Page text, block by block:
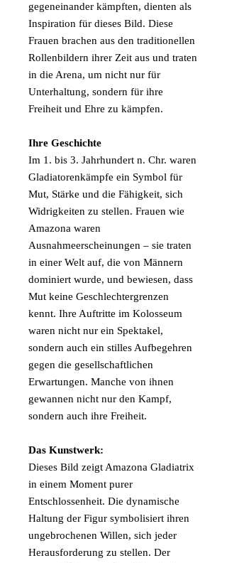
gegeneinander kämpften, dienten als
Inspiration für dieses Bild. Diese
Frauen brachen aus den traditionellen
Rollenbildern ihrer Zeit aus und traten
in die Arena, um nicht nur für
Unterhaltung, sondern für ihre
Freiheit und Ehre zu kämpfen.
Ihre Geschichte
Im 1. bis 3. Jahrhundert n. Chr. waren
Gladiatorenkämpfe ein Symbol für
Mut, Stärke und die Fähigkeit, sich
Widrigkeiten zu stellen. Frauen wie
Amazona waren
Ausnahmeerscheinungen – sie traten
in einer Welt auf, die von Männern
dominiert wurde, und bewiesen, dass
Mut keine Geschlechtergrenzen
kennt. Ihre Auftritte im Kolosseum
waren nicht nur ein Spektakel,
sondern auch ein stilles Aufbegehren
gegen die gesellschaftlichen
Erwartungen. Manche von ihnen
gewannen nicht nur den Kampf,
sondern auch ihre Freiheit.
Das Kunstwerk:
Dieses Bild zeigt Amazona Gladiatrix
in einem Moment purer
Entschlossenheit. Die dynamische
Haltung der Figur symbolisiert ihren
ungebrochenen Willen, sich jeder
Herausforderung zu stellen. Der